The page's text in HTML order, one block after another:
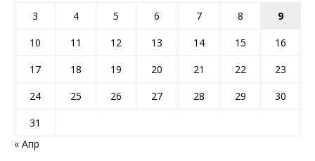
3
4 5 6 7 8
9
10
11 12 13 14 15
16
17
18 19 20 21 22
23
24
25 26 27 28 29
30
31
« Апр